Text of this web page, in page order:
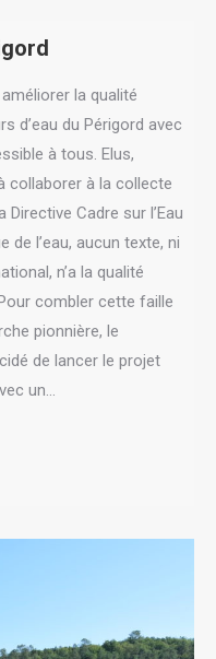
la qualité
d’eau du Périgord avec
à tous. Elus,
collaborer à la collecte
Cadre sur l’Eau
de l’eau, aucun texte, ni
n’a la qualité
combler cette faille
pionnière, le
de lancer le projet
un…